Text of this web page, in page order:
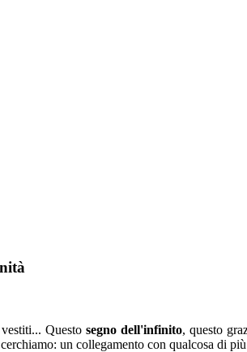
Questo segno dell'infinito, questo
un collegamento con qualcosa di